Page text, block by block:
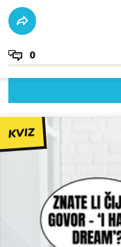
0
KVIZ